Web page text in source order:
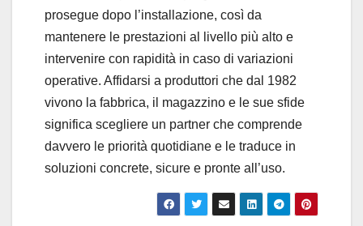
prosegue dopo l’installazione, così da
mantenere le prestazioni al livello più alto e
intervenire con rapidità in caso di variazioni
operative. Affidarsi a produttori che dal 1982
vivono la fabbrica, il magazzino e le sue sfide
significa scegliere un partner che comprende
davvero le priorità quotidiane e le traduce in
soluzioni concrete, sicure e pronte all’uso.